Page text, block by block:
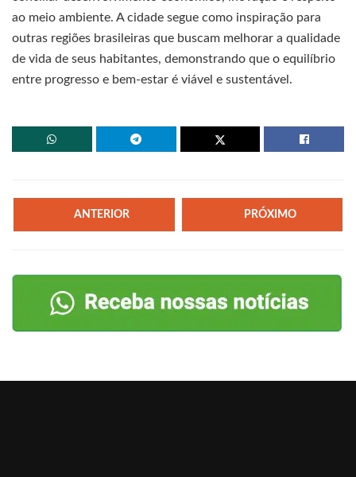
ao meio ambiente. A cidade segue como inspiração para
outras regiões brasileiras que buscam melhorar a qualidade
de vida de seus habitantes, demonstrando que o equilíbrio
entre progresso e bem-estar é viável e sustentável.
ANTERIOR PRÓXIMO